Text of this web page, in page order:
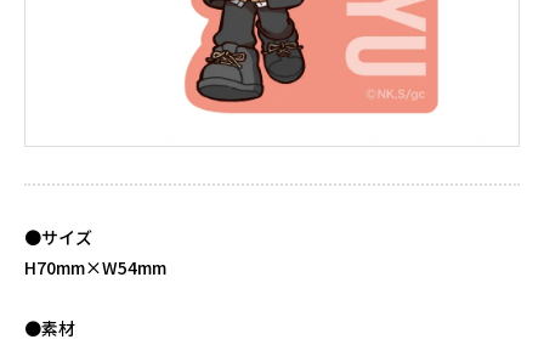
●サイズ
H70mm×W54mm
●素材